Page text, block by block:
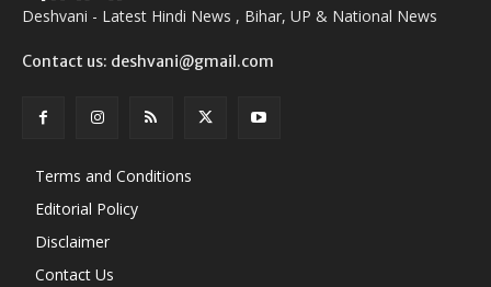
Deshvani - Latest Hindi News , Bihar, UP & National News
Contact us: deshvani@gmail.com
Terms and Conditions
Editorial Policy
Disclaimer
Contact Us